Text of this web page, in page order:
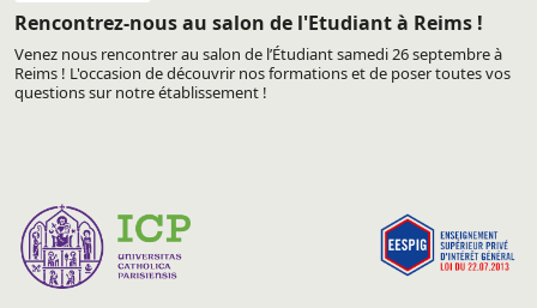
Rencontrez-nous au salon de l'Etudiant à Reims !
Venez nous rencontrer au salon de l’Étudiant samedi 26 septembre à
Reims ! L'occasion de découvrir nos formations et de poser toutes vos
questions sur notre établissement !